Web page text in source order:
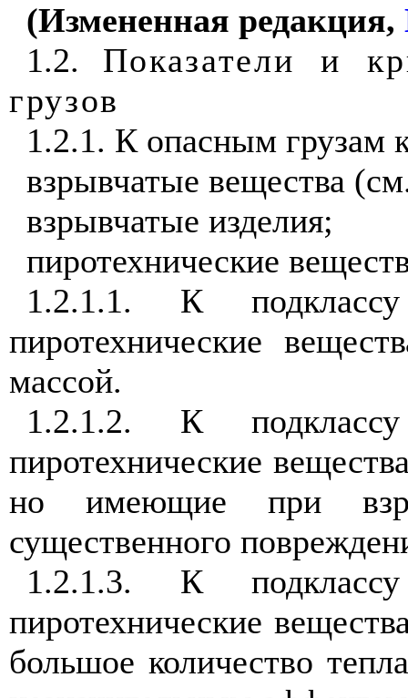
(Измененная редакция,
1.2. Показатели и
грузов
1.2.1. К опасным грузам
взрывчатые вещества
взрывчатые изделия;
пиротехнические
1.2.1.1. К
пиротехнические
массой.
1.2.1.2. К
пиротехнические
но имеющие при
существенного
1.2.1.3. К
пиротехнические
большое количество